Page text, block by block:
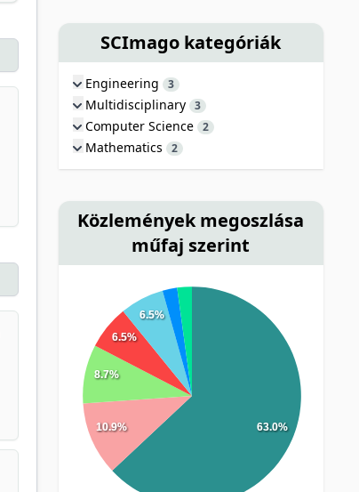
SCImago kategóriák
Engineering 3
Multidisciplinary 3
Computer Science 2
Mathematics 2
Közlemények megoszlása
műfaj szerint
63.0%
10.9%
8.7%
6.5%
6.5%